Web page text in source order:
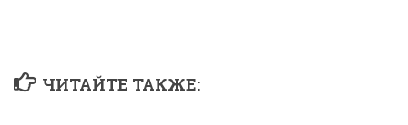
ЧИТАЙТЕ ТАКЖЕ: